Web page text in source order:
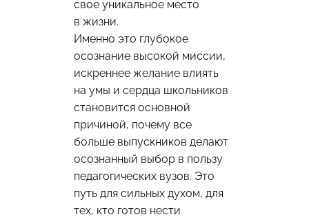
свое уникальное место
в жизни.
Именно это глубокое
осознание высокой миссии,
искреннее желание влиять
на умы и сердца школьников
становится основной
причиной, почему все
больше выпускников делают
осознанный выбор в пользу
педагогических вузов. Это
путь для сильных духом, для
тех, кто готов нести